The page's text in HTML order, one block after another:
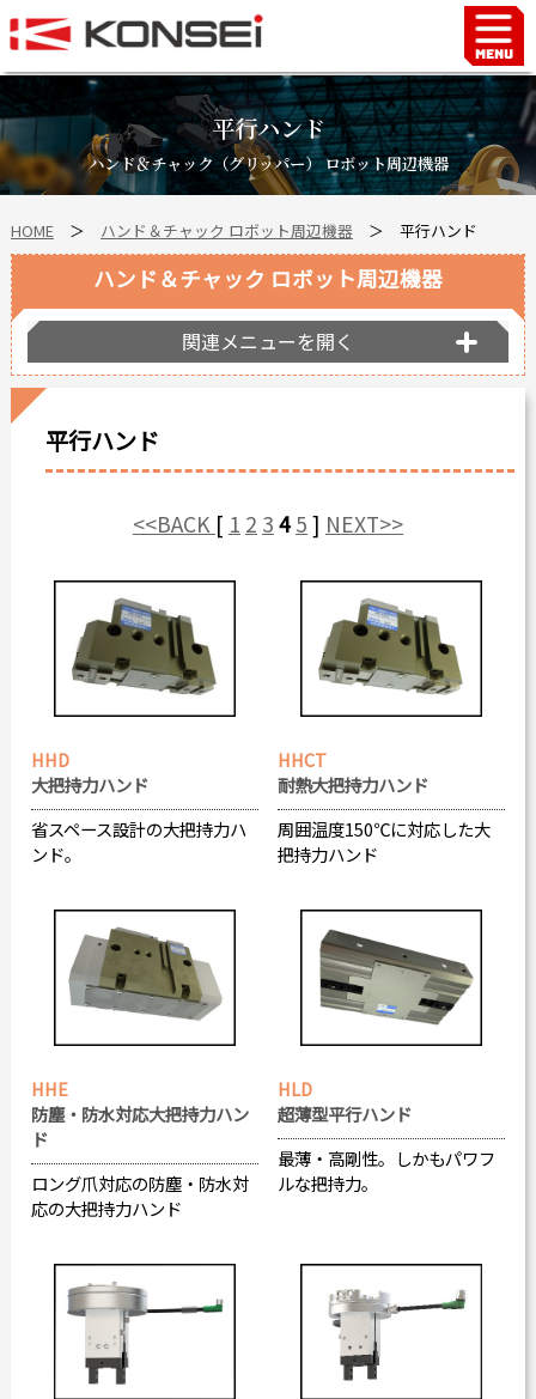
平行ハンド
ハンド＆チャック（グリッパー） ロボット周辺機器
HOME＞ ハンド＆チャック ロボット周辺機器＞ 平行ハンド
平行ハンド
<<BACK [ 1 2 3 4 5 ] NEXT>>
HHD
大把持力ハンド
省スペース設計の大把持力ハ
ンド。
HHCT
耐熱大把持力ハンド
周囲温度150℃に対応した大
把持力ハンド
HHE
防塵・防水対応大把持力ハン
ド
ロング爪対応の防塵・防水対
応の大把持力ハンド
HLD
超薄型平行ハンド
最薄・高剛性。しかもパワフ
ルな把持力。
ハンド＆チャック ロボット周辺機器
関連メニューを開く
Home
ハンド＆チャックロボット周辺機器
FAシステム
スマートファクトリーLabo
自動車部品
企業情報
会社沿革
事業所案内
ショールーム
最新情報
よくある質問
採用情報
お問い合わせ
English
Thai Chinese